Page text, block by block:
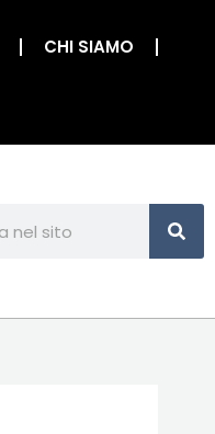
CHI SIAMO